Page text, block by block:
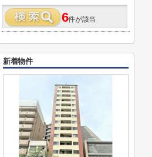
6件が該当
新着物件